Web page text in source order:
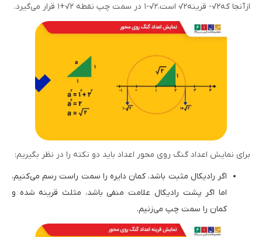
ازآنجا که۲√- قرینه۲√ است،۲√-۱ در سمت چپ نقطه ۲√+۱ قرار می‌گیرد.
برای نمایش اعداد گنگ روی محور اعداد باید دو نکته را در نظر بگیریم:
اگر رادیکال مثبت باشد، کمان دایره را سمت راست رسم می‌کنیم،
اما اگر پشت رادیکال علامت منفی باشد، مثلث قرینه شده و
کمان را سمت چپ می‌زنیم.